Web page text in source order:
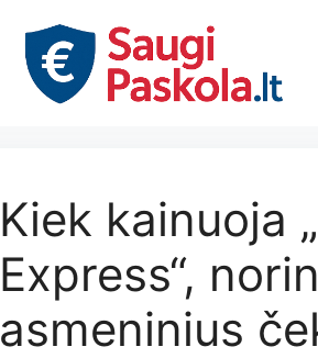
Kiek kainuoja
Express“,
asmeninius